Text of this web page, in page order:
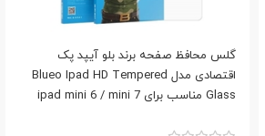
گلس محافظ صفحه برند بلو آیپد پک
اقتصادی مدل Blueo Ipad HD Tempered
Glass مناسب برای ipad mini 6 / mini 7